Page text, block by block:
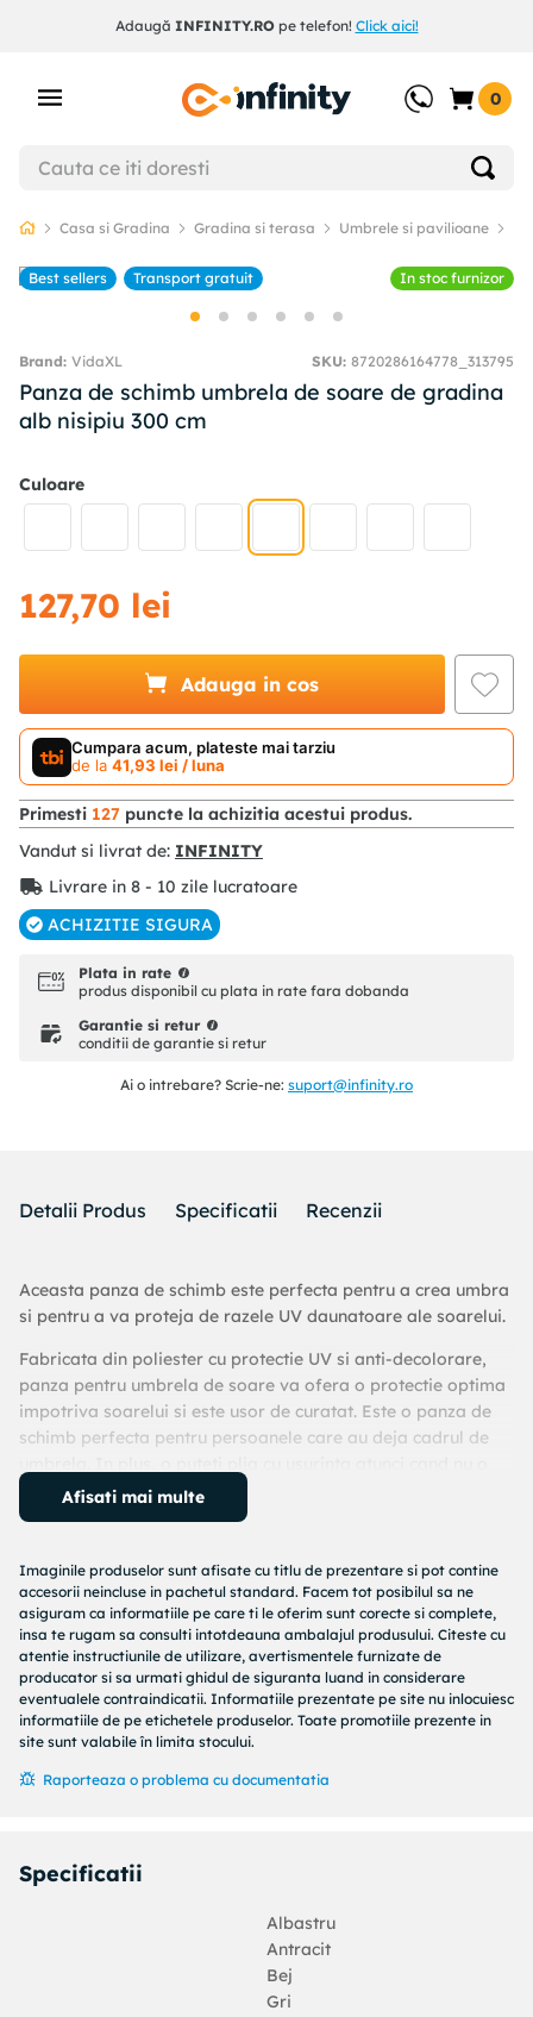
Adaugă INFINITY.ROpe telefon! Click aici!
0
Casa si Gradina Gradina si terasa Umbrele si pavilioane
Best sellers Transport gratuit In stoc furnizor
VidaXL SKU: 8720286164778_313795
Panza de schimb umbrela de soare de gradina
alb nisipiu 300 cm
Culoare
127,70 lei
Adauga in cos
Cumpara acum, plateste mai tarziu
de la 41,93 lei / luna
Primesti 127 puncte la achizitia acestui produs.
Vandut si livrat de: INFINITY
Livrare in 8 - 10 zile lucratoare
ACHIZITIE SIGURA
Plata in rate
produs disponibil cu plata in rate fara dobanda
Garantie si retur
conditii de garantie si retur
Ai o intrebare? Scrie-ne: suport@infinity.ro
Detalii Produs Specificatii Recenzii
Aceasta panza de schimb este perfecta pentru a crea umbra
si pentru a va proteja de razele UV daunatoare ale soarelui.
Fabricata din poliester cu protectie UV si anti-decolorare,
panza pentru umbrela de soare va ofera o protectie optima
impotriva soarelui si este usor de curatat. Este o panza de
schimb perfecta pentru persoanele care au deja cadrul de
folositi.
umbrelei cu un spray pentru impermeabilizare, daca aceasta
va fi expusa ploilor abundente.
Culoare: Verde
Material: Material textil (poliester 100%)
Diametru: 300 cm
Numar spite: 6
Potrivita pentru umbrele de soare de exterior
Afisati mai multe
Imaginile produselor sunt afisate cu titlu de prezentare si pot contine
accesorii neincluse in pachetul standard. Facem tot posibilul sa ne
asiguram ca informatiile pe care ti le oferim sunt corecte si complete,
insa te rugam sa consulti intotdeauna ambalajul produsului. Citeste cu
atentie instructiunile de utilizare, avertismentele furnizate de
producator si sa urmati ghidul de siguranta luand in considerare
eventualele contraindicatii. Informatiile prezentate pe site nu inlocuiesc
informatiile de pe etichetele produselor. Toate promotiile prezente in
site sunt valabile în limita stocului.
Raporteaza o problema cu documentatia
Specificatii
Albastru
Antracit
Bej
Gri